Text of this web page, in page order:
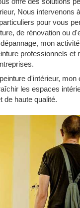
Nous intervenons
pour vous
de rénovation ou
mon
professionnels et
d'intérieur, mon
les espaces
de haute qualité.